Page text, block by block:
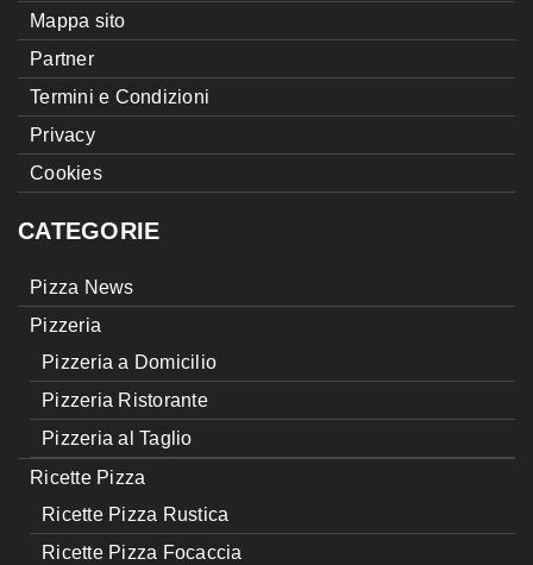
Mappa sito
Partner
Termini e Condizioni
Privacy
Cookies
CATEGORIE
Pizza News
Pizzeria
Pizzeria a Domicilio
Pizzeria Ristorante
Pizzeria al Taglio
Ricette Pizza
Ricette Pizza Rustica
Ricette Pizza Focaccia